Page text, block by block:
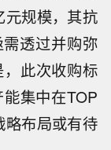
规模，其抗
透过并购弥
此次收购标
集中在TOP
布局或有待